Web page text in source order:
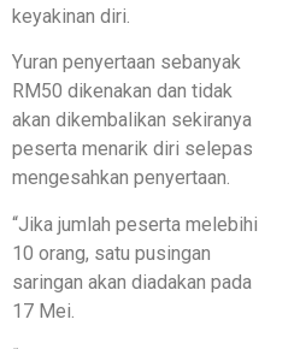
keyakinan diri.
Yuran penyertaan sebanyak
RM50 dikenakan dan tidak
akan dikembalikan sekiranya
peserta menarik diri selepas
mengesahkan penyertaan.
“Jika jumlah peserta melebihi
10 orang, satu pusingan
saringan akan diadakan pada
17 Mei.